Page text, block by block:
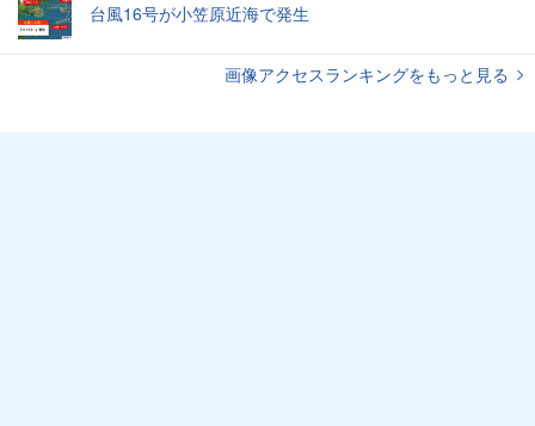
台風16号が小笠原近海で発生
画像アクセスランキングをもっと見る